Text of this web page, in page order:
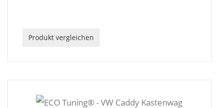
Produkt vergleichen